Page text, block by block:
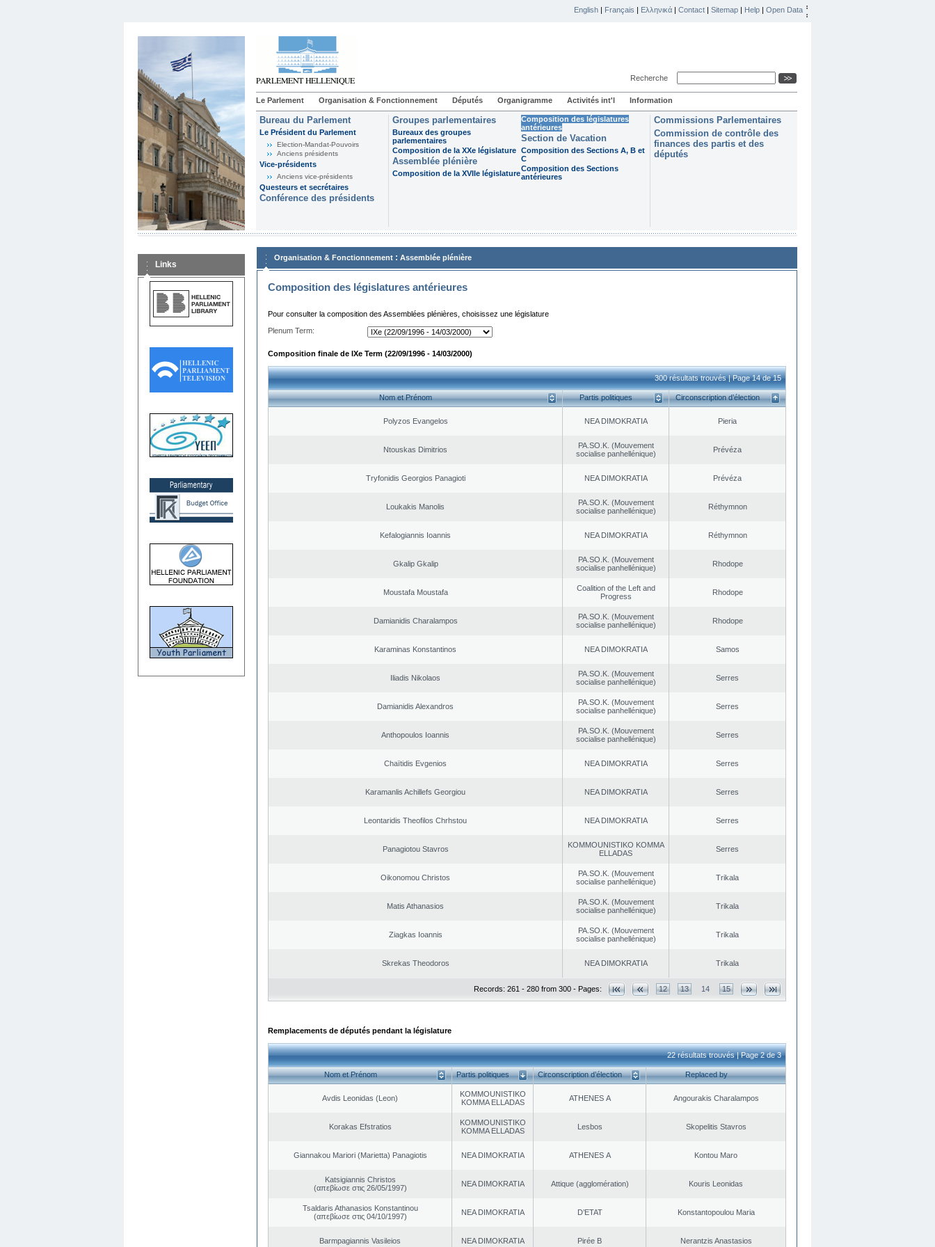
English | Français | Ελληνικά | Contact | Sitemap | Help | Open Data
Recherche
Le Parlement Organisation & Fonctionnement Députés Organigramme Activités int'l Information
Bureau du Parlement
Le Président du Parlement
Election-Mandat-Pouvoirs
Anciens présidents
Vice-présidents
Anciens vice-présidents
Questeurs et secrétaires
Conférence des présidents
Groupes parlementaires
Bureaux des groupes
parlementaires
Composition de la XXe législature
Assemblée plénière
Composition de la XVIIe législature
Composition des législatures
antérieures
Section de Vacation
Composition des Sections A, B et
C
Composition des Sections
antérieures
Commissions Parlementaires
Commission de contrôle des
finances des partis et des
députés
Links
Organisation & Fonctionnement : Assemblée plénière
Composition des législatures antérieures
Pour consulter la composition des Assemblées plénières, choisissez une législature
Plenum Term:
Composition finale de IXe Term (22/09/1996 - 14/03/2000)
300 résultats trouvés | Page 14 de 15
Nom et Prénom Partis politiques Circonscription d’élection
Polyzos Evangelos NEA DΙMOKRATIA Pieria
Ntouskas Dimitrios
PA.SO.K. (Mouvement
socialise panhellénique)
Prévéza
Tryfonidis Georgios Panagioti NEA DΙMOKRATIA Prévéza
Loukakis Manolis
PA.SO.K. (Mouvement
socialise panhellénique)
Réthymnon
Kefalogiannis Ioannis NEA DΙMOKRATIA Réthymnon
Gkalip Gkalip
PA.SO.K. (Mouvement
socialise panhellénique)
Rhodope
Moustafa Moustafa
Coalition of the Left and
Progress
Rhodope
Damianidis Charalampos
PA.SO.K. (Mouvement
socialise panhellénique)
Rhodope
Karaminas Konstantinos NEA DΙMOKRATIA Samos
Iliadis Nikolaos
PA.SO.K. (Mouvement
socialise panhellénique)
Serres
Damianidis Alexandros
PA.SO.K. (Mouvement
socialise panhellénique)
Serres
Anthopoulos Ioannis
PA.SO.K. (Mouvement
socialise panhellénique)
Serres
Chaïtidis Evgenios NEA DΙMOKRATIA Serres
Karamanlis Achillefs Georgiou NEA DΙMOKRATIA Serres
Leontaridis Theofilos Chrhstou NEA DΙMOKRATIA Serres
Panagiotou Stavros
KOMMOUNISTIKO KOMMA
ELLADAS
Serres
Oikonomou Christos
PA.SO.K. (Mouvement
socialise panhellénique)
Trikala
Matis Athanasios
PA.SO.K. (Mouvement
socialise panhellénique)
Trikala
Ziagkas Ioannis
PA.SO.K. (Mouvement
socialise panhellénique)
Trikala
Skrekas Theodoros NEA DΙMOKRATIA Trikala
Records: 261 - 280 from 300 - Pages: 12 13 14 15
Remplacements de députés pendant la législature
22 résultats trouvés | Page 2 de 3
Nom et Prénom Partis politiques Circonscription d’élection Replaced by
Avdis Leonidas (Leon)
KOMMOUNISTIKO
KOMMA ELLADAS
ATHENES Α Angourakis Charalampos
Korakas Efstratios
KOMMOUNISTIKO
KOMMA ELLADAS
Lesbos Skopelitis Stavros
Giannakou Mariori (Marietta) Panagiotis NEA DΙMOKRATIA ATHENES Α Kontou Maro
Katsigiannis Christos
(απεβίωσε στις 26/05/1997)
NEA DΙMOKRATIA Αttique (agglomération) Kouris Leonidas
Tsaldaris Athanasios Konstantinou
(απεβίωσε στις 04/10/1997)
NEA DΙMOKRATIA D’ETAT Konstantopoulou Maria
Barmpagiannis Vasileios NEA DΙMOKRATIA Pirée B Nerantzis Anastasios